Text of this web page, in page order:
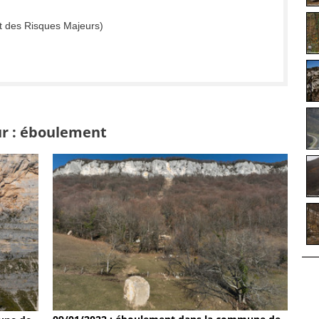
des Risques Majeurs)
: éboulement